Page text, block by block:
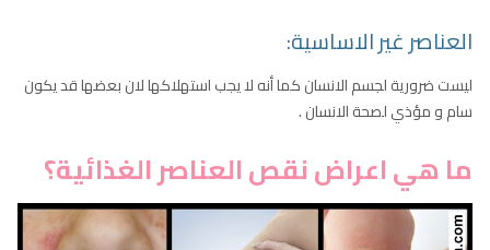
العناصر غير الاساسية:
ليست ضرورية لجسم الانسان كما أنه لا يجب استهلاكها لان بعضها قد يكون
سام و مؤذي لصحة الانسان .
ما هي اعراض نقص العناصر الغذائية؟